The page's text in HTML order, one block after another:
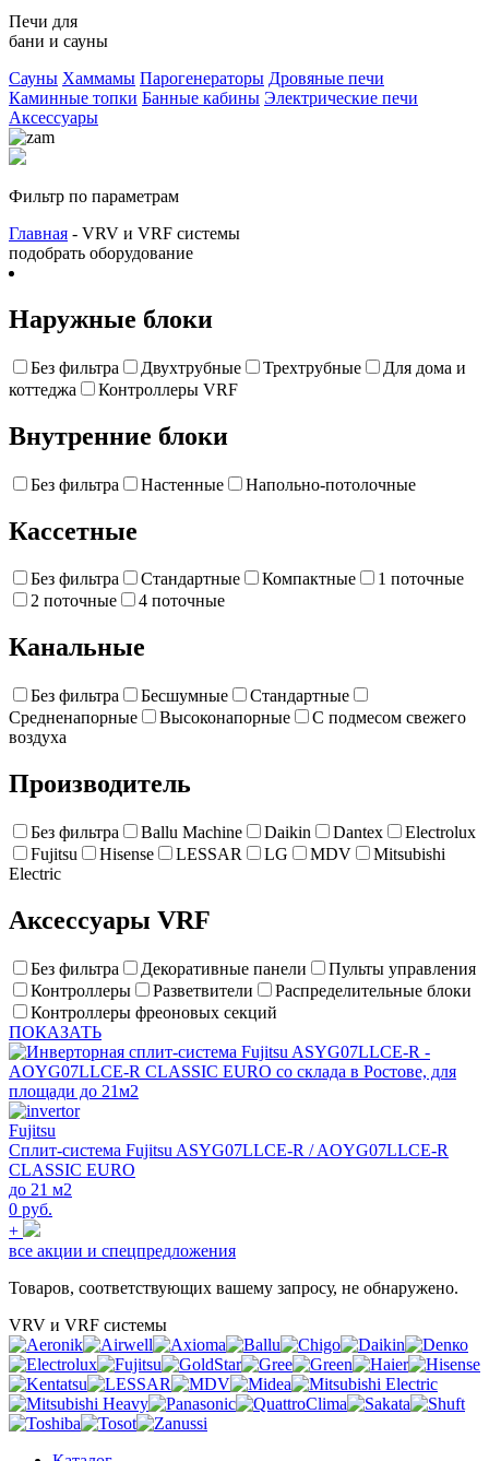
Печи для
бани и сауны
Сауны Хаммамы Парогенераторы Дровяные печи
Каминные топки Банные кабины Электрические печи
Аксессуары
Фильтр по параметрам
Главная - VRV и VRF системы
подобрать оборудование
Наружные блоки
Без фильтра Двухтрубные Трехтрубные
Для дома и
коттеджа
Контроллеры VRF
Внутренние блоки
Без фильтра Настенные Напольно-потолочные
Кассетные
Без фильтра Стандартные Компактные
1 поточные
2 поточные
4 поточные
Канальные
Без фильтра Бесшумные
Стандартные
Средненапорные
Высоконапорные
С подмесом свежего
воздуха
Производитель
Без фильтра Ballu Machine Daikin Dantex
Electrolux
Fujitsu
Hisense LESSAR LG MDV
Mitsubishi
Electric
Аксессуары VRF
Без фильтра Декоративные панели
Пульты управления
Контроллеры
Разветвители
Распределительные блоки
Контроллеры фреоновых секций
ПОКАЗАТЬ
Fujitsu
Сплит-система Fujitsu ASYG07LLCE-R / AOYG07LLCE-R
CLASSIC EURO
до 21 м2
0 руб.
+
все акции и спецпредложения
Товаров, соответствующих вашему запросу, не обнаружено.
VRV и VRF системы